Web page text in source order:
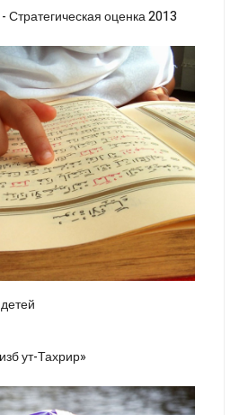
оценка 2013
ут-Тахрир»